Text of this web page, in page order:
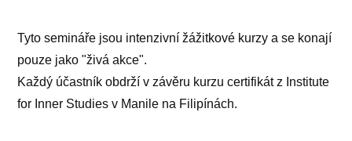
Tyto semináře jsou intenzivní žážitkové kurzy a se konají
pouze jako "živá akce".
Každý účastník obdrží v závěru kurzu certifikát z Institute
for Inner Studies v Manile na Filipínách.